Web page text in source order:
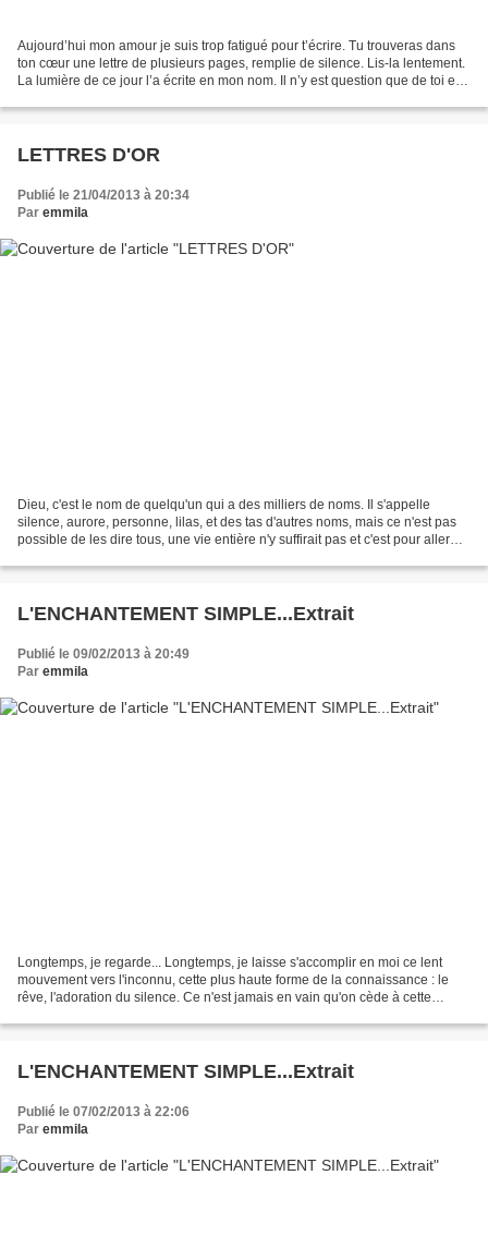
Aujourd’hui mon amour je suis trop fatigué pour t’écrire. Tu trouveras dans
ton cœur une lettre de plusieurs pages, remplie de silence. Lis-la lentement.
La lumière de ce jour l’a écrite en mon nom. Il n’y est question que de toi et
LETTRES D'OR
Publié le 21/04/2013 à 20:34
Par emmila
Dieu, c'est le nom de quelqu'un qui a des milliers de noms. Il s'appelle
silence, aurore, personne, lilas, et des tas d'autres noms, mais ce n'est pas
possible de les dire tous, une vie entière n'y suffirait pas et c'est pour aller
L'ENCHANTEMENT SIMPLE...Extrait
Publié le 09/02/2013 à 20:49
Par emmila
Longtemps, je regarde... Longtemps, je laisse s'accomplir en moi ce lent
mouvement vers l'inconnu, cette plus haute forme de la connaissance : le
rêve, l'adoration du silence. Ce n'est jamais en vain qu'on cède à cette
L'ENCHANTEMENT SIMPLE...Extrait
Publié le 07/02/2013 à 22:06
Par emmila